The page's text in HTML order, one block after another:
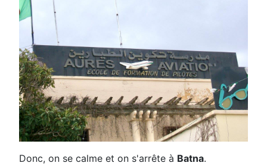
Donc, on se calme et on s'arrête à Batna.